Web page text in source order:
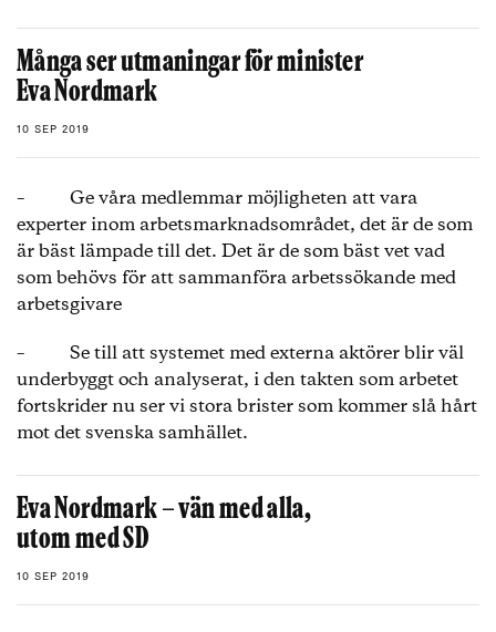
Många ser utmaningar för minister
Eva Nordmark
10 SEP 2019
– Ge våra medlemmar möjligheten att vara
experter inom arbetsmarknadsområdet, det är de som
är bäst lämpade till det. Det är de som bäst vet vad
som behövs för att sammanföra arbetssökande med
arbetsgivare
– Se till att systemet med externa aktörer blir väl
underbyggt och analyserat, i den takten som arbetet
fortskrider nu ser vi stora brister som kommer slå hårt
mot det svenska samhället.
Eva Nordmark – vän med alla,
utom med SD
10 SEP 2019